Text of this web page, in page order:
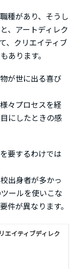
種があり、そうし
、アートディレク
、クリエイティブ
あります。
が世に出る喜び
々プロセスを経
にしたときの感
要するわけでは
出身者が多かっ
ールを使いこな
件が異なります。
エイティブディレク